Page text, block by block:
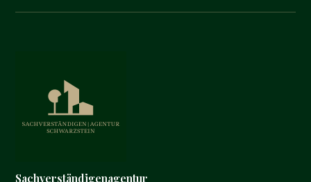
Sachverständigenagentur